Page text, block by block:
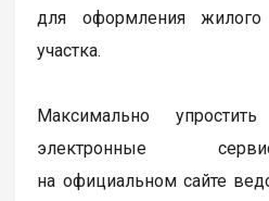
для оформления
участка.
Максимально
электронные
на официальном сайте